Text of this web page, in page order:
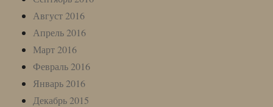
Август 2016
Апрель 2016
Март 2016
Февраль 2016
Январь 2016
Декабрь 2015